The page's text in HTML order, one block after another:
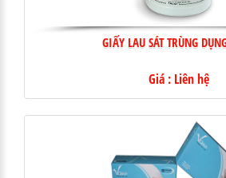
GIẤY LAU SÁT TRÙNG
Giá : Liên hệ